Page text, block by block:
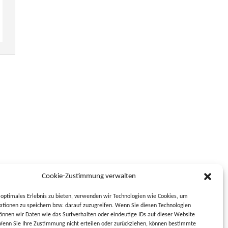
Cookie-Zustimmung verwalten
Erlebnis zu bieten, verwenden wir Technologien wie Cookies, um
zu speichern bzw. darauf zuzugreifen. Wenn Sie diesen Technologien
wir Daten wie das Surfverhalten oder eindeutige IDs auf dieser Website
Sie Ihre Zustimmung nicht erteilen oder zurückziehen, können bestimmte